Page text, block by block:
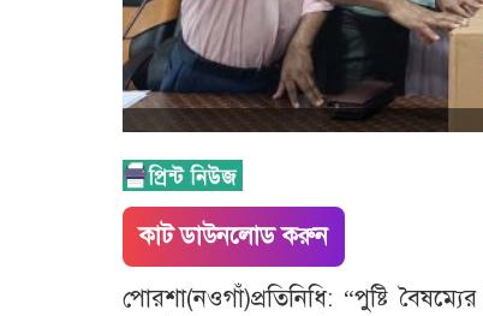
কাট ডাউনলোড করুন
পোরশা(নওগাঁ)প্রতিনিধি: “পুষ্টি